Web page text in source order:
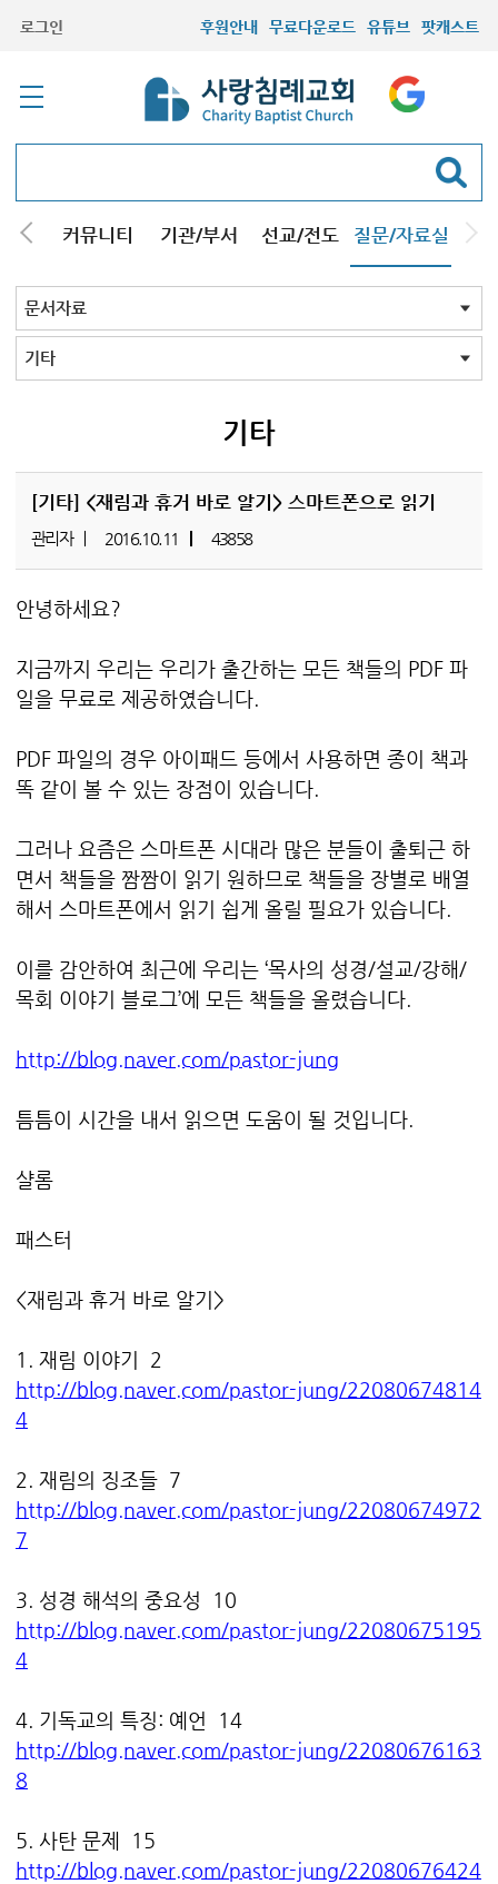
로그인 후원안내 무료다운로드 유튜브 팟캐스트
럼 커뮤니티 기관/부서 선교/전도 질문/자료실
교회Q&A
문서자료
설교자료
기타자료
서창캠퍼스
문서자료 전체
강해pdf
도표및지도
성경/암송
소책자pdf
책pdf
전도지
기타
기타
[기타] <재림과 휴거 바로 알기> 스마트폰으로 읽기
관리자 2016.10.11 43858
안녕하세요?
지금까지 우리는 우리가 출간하는 모든 책들의 PDF 파
일을 무료로 제공하였습니다.
PDF 파일의 경우 아이패드 등에서 사용하면 종이 책과
똑 같이 볼 수 있는 장점이 있습니다.
그러나 요즘은 스마트폰 시대라 많은 분들이 출퇴근 하
면서 책들을 짬짬이 읽기 원하므로 책들을 장별로 배열
해서 스마트폰에서 읽기 쉽게 올릴 필요가 있습니다.
이를 감안하여 최근에 우리는 ‘목사의 성경/설교/강해/
목회 이야기 블로그’에 모든 책들을 올렸습니다.
http://blog.naver.com/pastor-jung
틈틈이 시간을 내서 읽으면 도움이 될 것입니다.
샬롬
패스터
<재림과 휴거 바로 알기>
1. 재림 이야기 2
http://blog.naver.com/pastor-jung/22080674814
4
2. 재림의 징조들 7
http://blog.naver.com/pastor-jung/22080674972
7
3. 성경 해석의 중요성 10
http://blog.naver.com/pastor-jung/22080675195
4
4. 기독교의 특징: 예언 14
http://blog.naver.com/pastor-jung/22080676163
8
5. 사탄 문제 15
http://blog.naver.com/pastor-jung/22080676424